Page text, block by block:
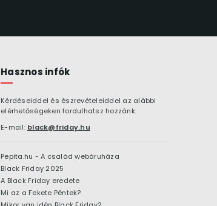
Hasznos infók
Kérdéseiddel és észrevételeiddel az alábbi
elérhetőségeken fordulhatsz hozzánk:
E-mail: black@friday.hu
Pepita.hu - A család webáruháza
Black Friday 2025
A Black Friday eredete
Mi az a Fekete Péntek?